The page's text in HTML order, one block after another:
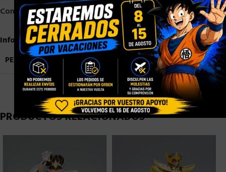
Compartir:
Información adicional
PESO
1,5 kg
PRODUCTOS RELACIONADOS